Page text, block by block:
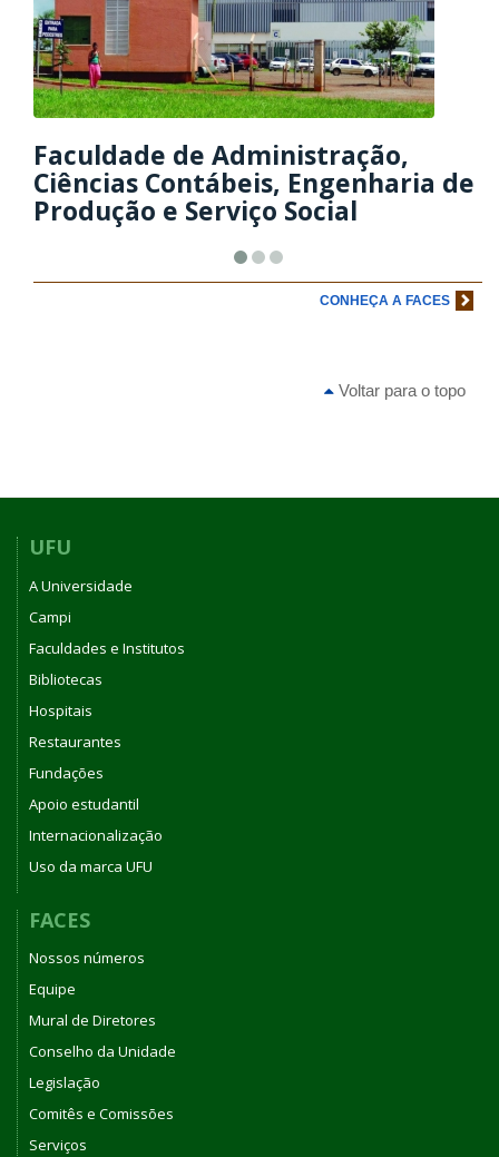
Faculdade de Administração,
Ciências Contábeis, Engenharia de
Produção e Serviço Social
CONHEÇA A FACES
Voltar para o topo
UFU
A Universidade
Campi
Faculdades e Institutos
Bibliotecas
Hospitais
Restaurantes
Fundações
Apoio estudantil
Internacionalização
Uso da marca UFU
FACES
Nossos números
Equipe
Mural de Diretores
Conselho da Unidade
Legislação
Comitês e Comissões
Serviços